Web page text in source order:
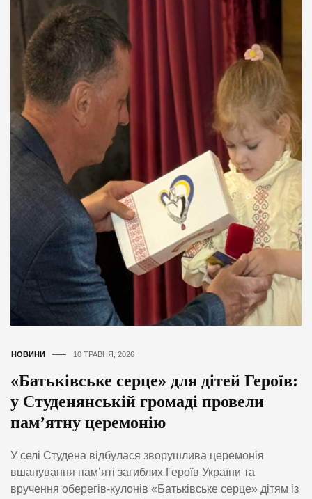
НОВИНИ 10 ТРАВНЯ, 2026
«Батьківське серце» для дітей Героїв:
у Студенянській громаді провели
пам’ятну церемонію
У селі Студена відбулася зворушлива церемонія
вшанування пам’яті загиблих Героїв України та
вручення оберегів-кулонів «Батьківське серце» дітям із